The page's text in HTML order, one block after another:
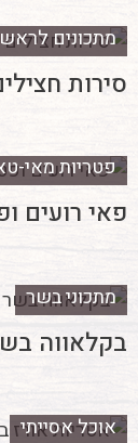
מתכונים
סירות
פטריות מאי-
פאי רועים
מתכוני בשר
בקלאווה
אוכל אסייתי